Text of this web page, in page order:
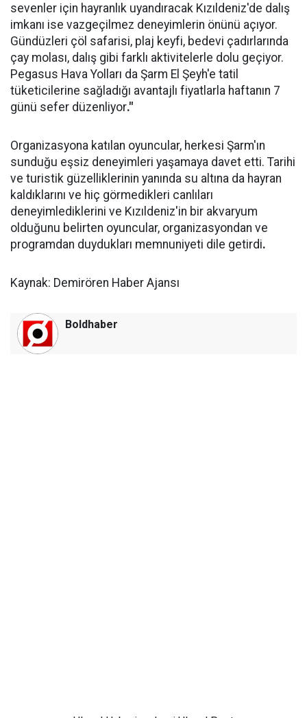
sevenler için hayranlık uyandıracak Kızıldeniz'de dalış
imkanı ise vazgeçilmez deneyimlerin önünü açıyor.
Gündüzleri çöl safarisi, plaj keyfi, bedevi çadırlarında
çay molası, dalış gibi farklı aktivitelerle dolu geçiyor.
Pegasus Hava Yolları da Şarm El Şeyh'e tatil
tüketicilerine sağladığı avantajlı fiyatlarla haftanın 7
günü sefer düzenliyor."
Organizasyona katılan oyuncular, herkesi Şarm'ın
sunduğu eşsiz deneyimleri yaşamaya davet etti. Tarihi
ve turistik güzelliklerinin yanında su altına da hayran
kaldıklarını ve hiç görmedikleri canlıları
deneyimlediklerini ve Kızıldeniz'in bir akvaryum
olduğunu belirten oyuncular, organizasyondan ve
programdan duydukları memnuniyeti dile getirdi.
Kaynak: Demirören Haber Ajansı
Boldhaber